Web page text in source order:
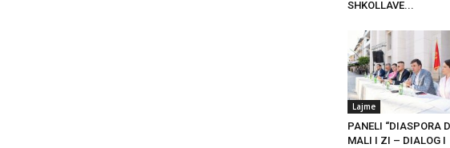
SHKOLLAVE...
Lajme
PANELI “DIASPORA
MALI I ZI – DIALOG I